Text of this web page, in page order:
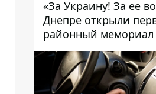
«За Украину! За ее
Днепре открыли
районный мемориал
честь погибших
Защитников